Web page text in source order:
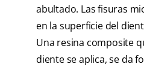
abultado. Las fisuras
en la superficie del
Una resina composite
diente se aplica, se da